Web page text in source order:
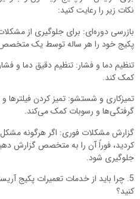
نکات زیر را رعایت کنید:
بازرسی دوره‌ای: برای جلوگیری از
پکیج خود را هر ساله توسط یک
تنظیم دما و فشار: تنظیم دقیق دما و
کمک کند.
تمیزکاری و شستشو: تمیز کردن فیلترها
گرفتگی‌ها و رسوبات کمک می‌کند.
گزارش مشکلات فوری: اگر هرگونه
کردید، فوراً آن را به متخصص گزارش
جلوگیری شود.
5. چرا باید از خدمات تعمیرات پکیج
کنید؟